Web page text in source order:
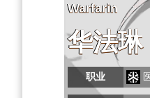
Warfarin
华法琳
职业